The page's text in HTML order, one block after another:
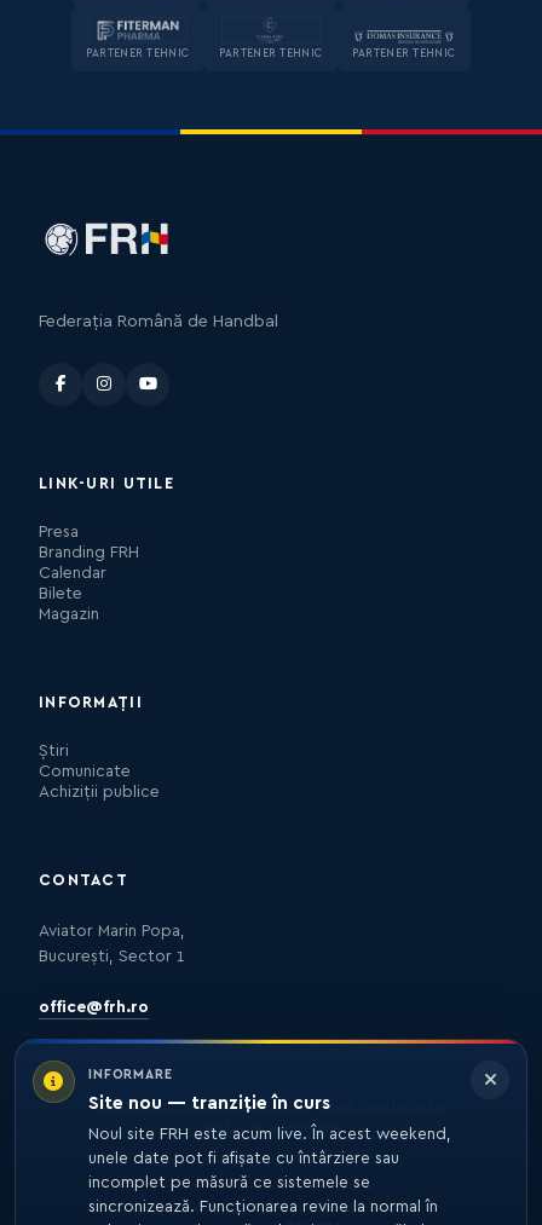
PARTENER TEHNIC PARTENER TEHNIC PARTENER TEHNIC
INFORMARE
Site nou — tranziție în curs
Noul site FRH este acum live. În acest weekend,
unele date pot fi afișate cu întârziere sau
incomplet pe măsură ce sistemele se
sincronizează. Funcționarea revine la normal în
Federația Română de Handbal
LINK-URI UTILE
Presa
Branding FRH
Calendar
Bilete
Magazin
INFORMAȚII
Știri
Comunicate
Achiziții publice
CONTACT
Aviator Marin Popa,
București, Sector 1
office@frh.ro
Protecția datelorPolitica de confidențialitate
Nota de informare
© 2026 FRH. TOATE DREPTURILE REZERVATE.